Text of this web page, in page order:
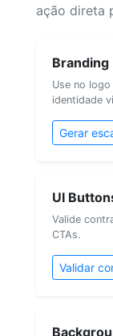
ação direta
Branding
Use no
identidade
Gerar
UI
Valide
CTAs.
Validar